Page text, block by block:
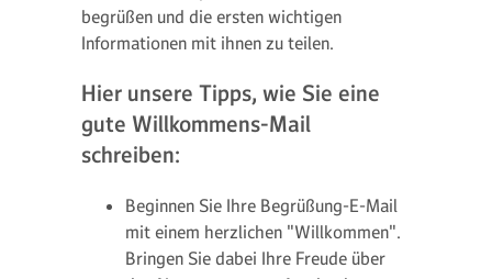
begrüßen und die ersten wichtigen
Informationen mit ihnen zu teilen.
Hier unsere Tipps, wie Sie eine
gute Willkommens-Mail
schreiben:
Beginnen Sie Ihre Begrüßung-E-Mail
mit einem herzlichen "Willkommen".
Bringen Sie dabei Ihre Freude über